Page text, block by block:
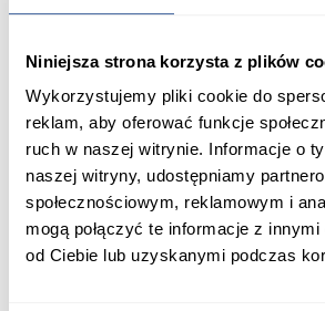
Niniejsza strona korzysta z plików
Wykorzystujemy pliki cookie do
reklam, aby oferować funkcje
ruch w naszej witrynie. Informacje o
naszej witryny, udostępniamy
społecznościowym, reklamowym i
mogą połączyć te informacje z
od Ciebie lub uzyskanymi podczas
mebel doskonale sprawdza się w
Informacje Informacje o
Szerokość [cm]:
199.00
Głębokość [cm]:
41.00